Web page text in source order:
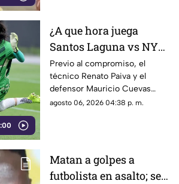
¿A que hora juega
Santos Laguna vs NYC
en la Leagues Cup
2026?
Previo al compromiso, el
técnico Renato Paiva y el
defensor Mauricio Cuevas
compartieron sus sensaciones
agosto 06, 2026 04:38 p. m.
Matan a golpes a
futbolista en asalto; se